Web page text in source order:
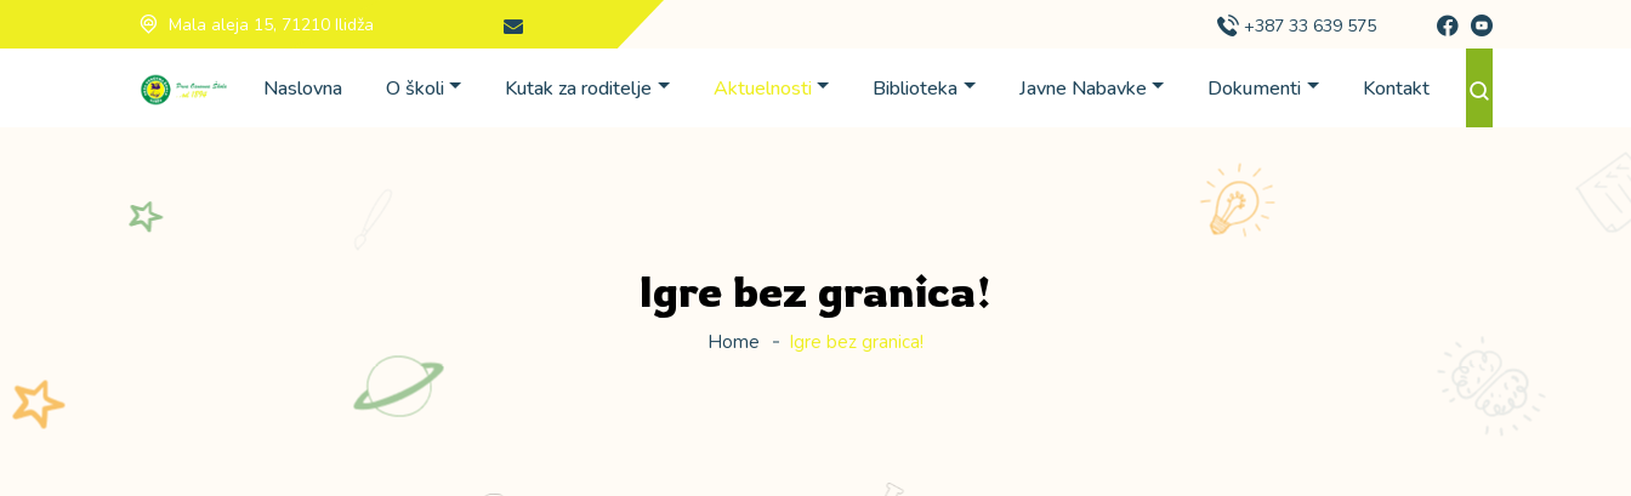
Mala aleja 15, 71210 Ilidža +387 33 639 575
Naslovna O školi Kutak za roditelje Aktuelnosti Biblioteka Javne Nabavke Dokumenti Kontakt
Igre bez granica!
Home Igre bez granica!